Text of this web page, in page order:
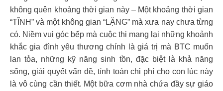
không quên khoảng thời gian này – Một khoảng thời gian
“TĨNH” và một không gian “LẶNG” mà xưa nay chưa từng
có. Niềm vui góc bếp mà cuộc thi mang lại những khoảnh
khắc gia đình yêu thương chính là giá trị mà BTC muốn
lan tỏa, những kỹ năng sinh tồn, đặc biệt là khả năng
sống, giải quyết vấn đề, tính toán chi phí cho con lúc này
là vô cùng cần thiết. Một bữa cơm nhà chứa đầy sự giáo